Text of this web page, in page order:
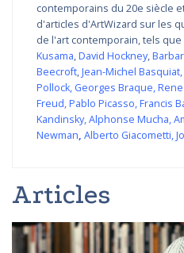
contemporains du 20e siècle
d'articles d'ArtWizard sur les
de l'art contemporain, tels que
Kusama,David Hockney,
Beecroft,Jean-Michel Basquiat,
Pollock, Georges Braque,
Freud,Pablo Picasso,Francis
Kandinsky,Alphonse Mucha,
Newman, Alberto Giacometti,
Articles